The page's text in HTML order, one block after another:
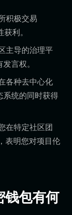
积极交易
利。
主导的治理平
言权。
各种去中心化
系统的同时获得
在特定社区团
表明您对项目伦
钱包有何